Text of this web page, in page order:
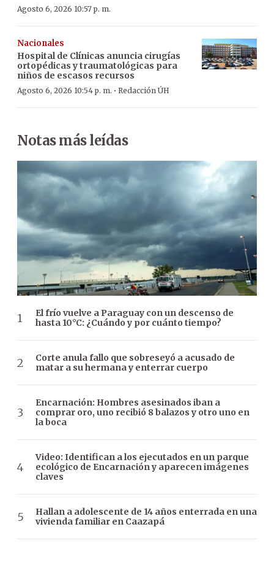
Agosto 6, 2026 10:57 p. m.
Nacionales
Hospital de Clínicas anuncia cirugías
ortopédicas y traumatológicas para
niños de escasos recursos
Agosto 6, 2026 10:54 p. m. · Redacción ÚH
Notas más leídas
El frío vuelve a Paraguay con un descenso de
hasta 10°C: ¿Cuándo y por cuánto tiempo?
Corte anula fallo que sobreseyó a acusado de
matar a su hermana y enterrar cuerpo
Encarnación: Hombres asesinados iban a
comprar oro, uno recibió 8 balazos y otro uno en
la boca
Video: Identifican a los ejecutados en un parque
ecológico de Encarnación y aparecen imágenes
claves
Hallan a adolescente de 14 años enterrada en una
vivienda familiar en Caazapá